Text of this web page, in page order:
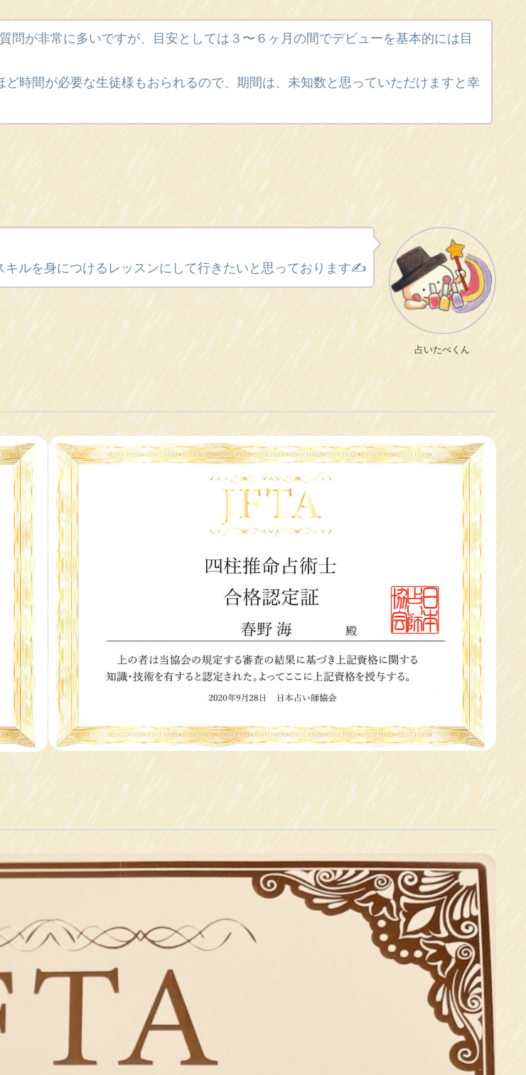
問が非常に多いですが、目安としては３〜６ヶ月の間でデビューを基本的には目
時間が必要な生徒様もおられるので、期間は、未知数と思っていただけますと幸
占いたべくん
ルを身につけるレッスンにして行きたいと思っております✍️